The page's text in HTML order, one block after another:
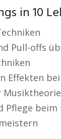
in 10
Pull-offs
Effekten
Musiktheorie
Pflege beim